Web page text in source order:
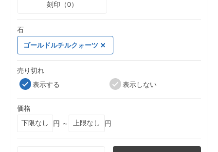
刻印（0）
石
ゴールドルチルクォーツ
売り切れ
表示する
表示しない
価格
円 ～
円